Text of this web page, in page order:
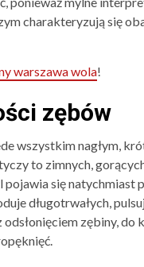
charakteryzują się
warszawa wola!
zębów
wszystkim nagłym,
to zimnych,
się natychmiast
długotrwałych,
zębiny, do